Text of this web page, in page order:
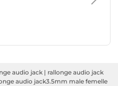
audio jack | rallonge audio jack
audio jack3.5mm male femelle